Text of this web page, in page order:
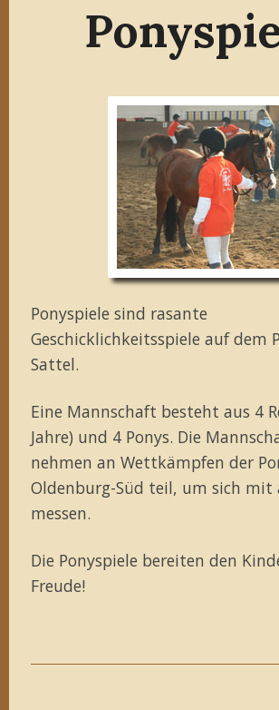
Ponyspiele sind rasante
Geschicklichkeitsspiele auf dem
Sattel.
Eine Mannschaft besteht aus 4
Jahre) und 4 Ponys. Die
nehmen an Wettkämpfen der
Oldenburg-Süd teil, um sich mit
messen.
Die Ponyspiele bereiten den
Freude!